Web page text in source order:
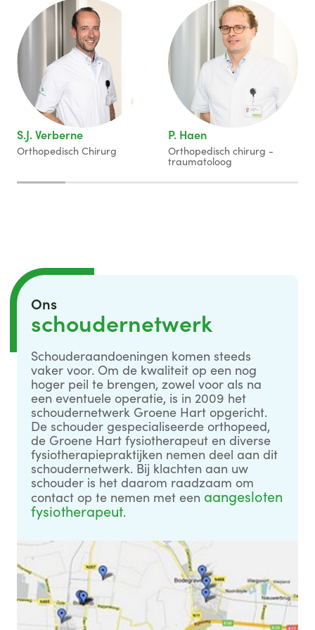
S.J. Verberne
Orthopedisch Chirurg
P. Haen
Orthopedisch chirurg -
traumatoloog
Ons
schoudernetwerk
Schouderaandoeningen komen steeds
vaker voor. Om de kwaliteit op een nog
hoger peil te brengen, zowel voor als na
een eventuele operatie, is in 2009 het
schoudernetwerk Groene Hart opgericht.
De schouder gespecialiseerde orthopeed,
de Groene Hart fysiotherapeut en diverse
fysiotherapiepraktijken nemen deel aan dit
schoudernetwerk. Bij klachten aan uw
schouder is het daarom raadzaam om
contact op te nemen met een aangesloten
fysiotherapeut.